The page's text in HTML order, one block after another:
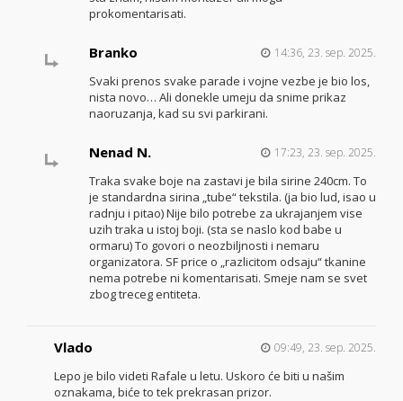
prokomentarisati.
Branko 14:36, 23. sep. 2025.
Svaki prenos svake parade i vojne vezbe je bio los,
nista novo… Ali donekle umeju da snime prikaz
naoruzanja, kad su svi parkirani.
Nenad N. 17:23, 23. sep. 2025.
Traka svake boje na zastavi je bila sirine 240cm. To
je standardna sirina „tube“ tekstila. (ja bio lud, isao u
radnju i pitao) Nije bilo potrebe za ukrajanjem vise
uzih traka u istoj boji. (sta se naslo kod babe u
ormaru) To govori o neozbiljnosti i nemaru
organizatora. SF price o „razlicitom odsaju“ tkanine
nema potrebe ni komentarisati. Smeje nam se svet
zbog treceg entiteta.
Vlado 09:49, 23. sep. 2025.
Lepo je bilo videti Rafale u letu. Uskoro će biti u našim
oznakama, biće to tek prekrasan prizor.